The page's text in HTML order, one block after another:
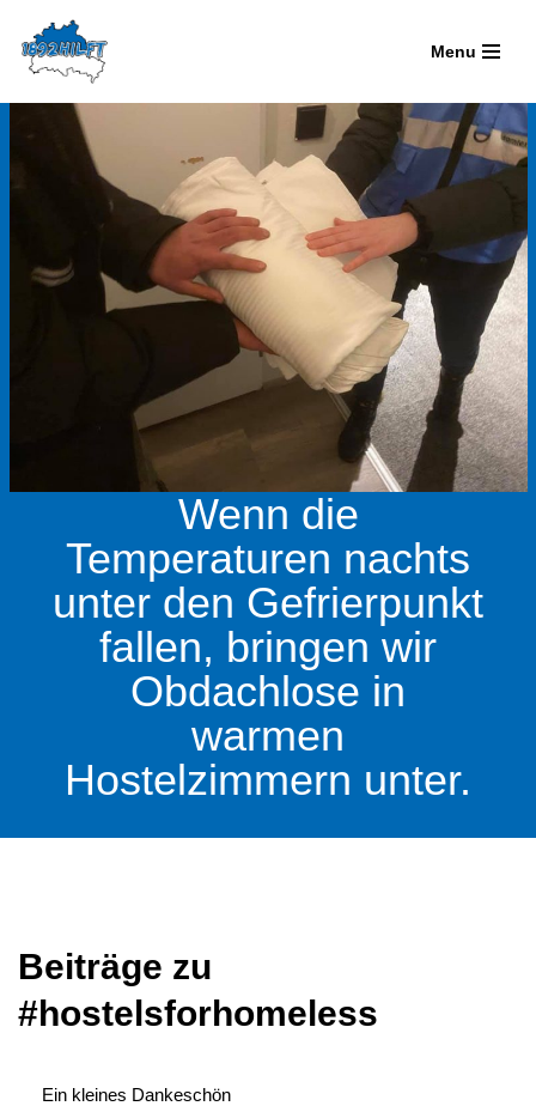
Zum
Menu
Wenn die
Temperaturen nachts
unter den Gefrierpunkt
fallen, bringen wir
Obdachlose in
warmen
Hostelzimmern unter.
Beiträge zu
#hostelsforhomeless
Ein kleines Dankeschön